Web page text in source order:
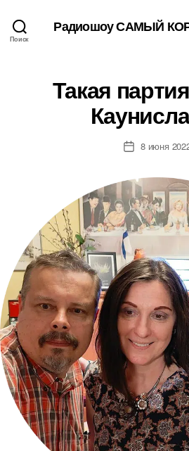
Поиск
Радиошоу САМЫЙ
Такая
Дата8 июня